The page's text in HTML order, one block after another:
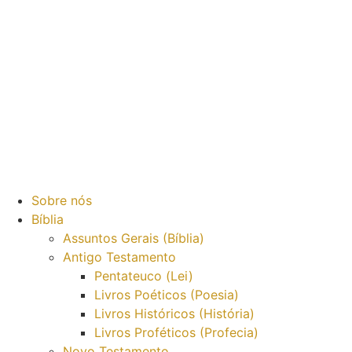
Sobre nós
Bíblia
Assuntos Gerais (Bíblia)
Antigo Testamento
Pentateuco (Lei)
Livros Poéticos (Poesia)
Livros Históricos (História)
Livros Proféticos (Profecia)